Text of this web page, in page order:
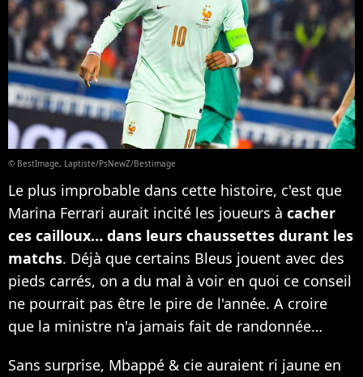
© BestImage, Laptiste/PsNewZ/Bestimage
Le plus improbable dans cette histoire, c'est que
Marina Ferrari aurait incité les joueurs à cacher
ces cailloux… dans leurs chaussettes durant les
matchs. Déjà que certains Bleus jouent avec des
pieds carrés, on a du mal à voir en quoi ce conseil
ne pourrait pas être le pire de l'année. A croire
que la ministre n'a jamais fait de randonnée…
Sans surprise, Mbappé & cie auraient ri jaune en